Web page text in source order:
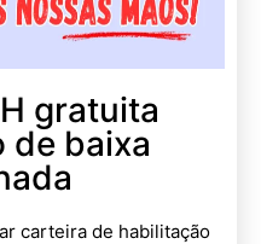
gratuita
de baixa
carteira de habilitação